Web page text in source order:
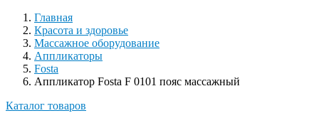
Главная
Красота и здоровье
Массажное оборудование
Аппликаторы
Fosta
Аппликатор Fosta F 0101 пояс массажный
Каталог товаров